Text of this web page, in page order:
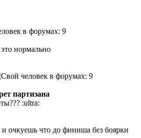
нормально
партизана
:ultra:
и очкуешь что до финиша без боярки